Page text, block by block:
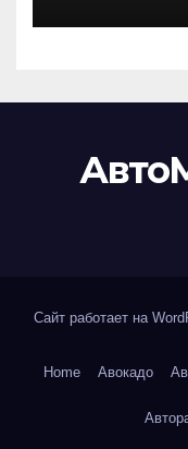
Сайт работает на
Home Авокадо